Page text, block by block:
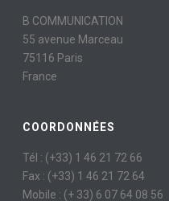
B COMMUNICATION
55 avenue Marceau
75116 Paris
France
COORDONNÉES
Tél : (+33) 1 46 21 72 66
Fax : (+33) 1 46 21 72 64
Mobile : (+ 33) 6 07 64 08 56